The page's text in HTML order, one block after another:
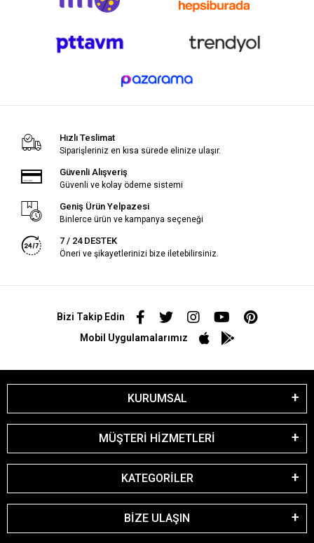
Hızlı Teslimat
Siparişleriniz en kısa sürede elinize ulaşır.
Güvenli Alışveriş
Güvenli ve kolay ödeme sistemi
Geniş Ürün Yelpazesi
Binlerce ürün ve kampanya seçeneği
7 / 24 DESTEK
Öneri ve şikayetlerinizi bize iletebilirsiniz.
Bizi Takip Edin
Mobil Uygulamalarımız
KURUMSAL
MÜŞTERİ HİZMETLERİ
KATEGORİLER
BİZE ULAŞIN